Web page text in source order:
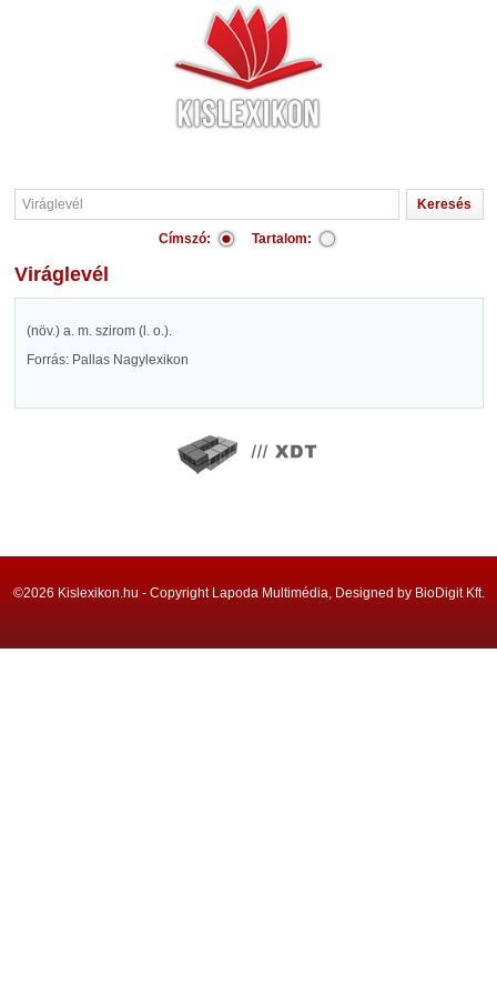
Címszó: Tartalom:
Viráglevél
(növ.) a. m. szirom (l. o.).
Forrás: Pallas Nagylexikon
©2026 Kislexikon.hu - Copyright Lapoda Multimédia, Designed by BioDigit Kft.